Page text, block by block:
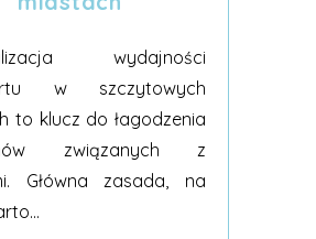
wydajności
w szczytowych
to klucz do łagodzenia
związanych z
Główna zasada, na